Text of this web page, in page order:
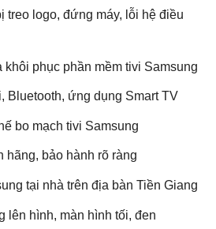
treo logo, đứng máy, lỗi hệ điều
khôi phục phần mềm tivi Samsung
Bluetooth, ứng dụng Smart TV
bo mạch tivi Samsung
hãng, bảo hành rõ ràng
tại nhà trên địa bàn Tiền Giang
lên hình, màn hình tối, đen